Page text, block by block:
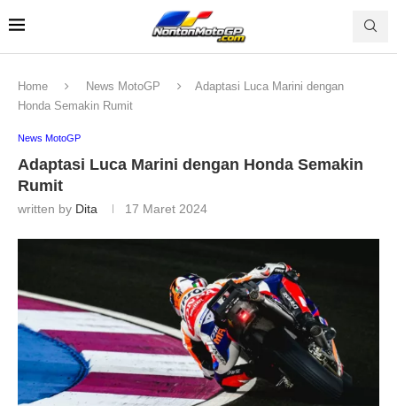
Home News MotoGP
Adaptasi Luca Marini dengan
Honda Semakin Rumit
News MotoGP
Adaptasi Luca Marini dengan Honda Semakin
Rumit
written by Dita 17 Maret 2024